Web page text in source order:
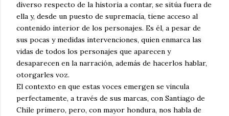
diverso respecto de la historia a contar, se sitúa fuera de
ella y, desde un puesto de supremacía, tiene acceso al
contenido interior de los personajes. Es él, a pesar de
sus pocas y medidas intervenciones, quien enmarca las
vidas de todos los personajes que aparecen y
desaparecen en la narración, además de hacerlos hablar,
otorgarles voz.
El contexto en que estas voces emergen se vincula
perfectamente, a través de sus marcas, con Santiago de
Chile primero, pero, con mayor hondura, nos habla de